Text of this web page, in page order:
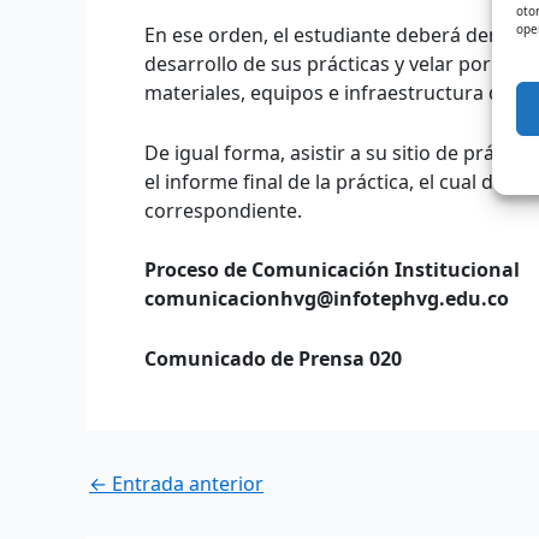
En ese orden, el estudiante deberá
desarrollo de sus prácticas y velar por la
materiales, equipos e infraestructura de la
De igual forma, asistir a su sitio de
el informe final de la práctica, el cual
correspondiente.
Proceso de Comunicación Institucional
comunicacionhvg@infotephvg.edu.co
Comunicado de Prensa 020
← Entrada anterior